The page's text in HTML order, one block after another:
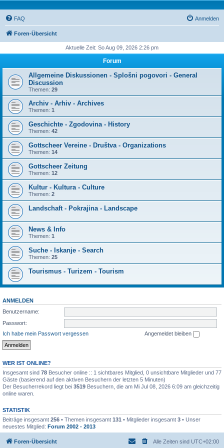
FAQ Anmelden
Foren-Übersicht
Aktuelle Zeit: So Aug 09, 2026 2:26 pm
Forum
Allgemeine Diskussionen - Splošni pogovori - General
Discussion
Themen: 29
Archiv - Arhiv - Archives
Themen: 1
Geschichte - Zgodovina - History
Themen: 42
Gottscheer Vereine - Društva - Organizations
Themen: 14
Gottscheer Zeitung
Themen: 12
Kultur - Kultura - Culture
Themen: 2
Landschaft - Pokrajina - Landscape
News & Info
Themen: 1
Suche - Iskanje - Search
Themen: 25
Tourismus - Turizem - Tourism
ANMELDEN
Benutzername:
Passwort:
Ich habe mein Passwort vergessen
Angemeldet bleiben
WER IST ONLINE?
Insgesamt sind 78 Besucher online :: 1 sichtbares Mitglied, 0 unsichtbare Mitglieder und 77
Gäste (basierend auf den aktiven Besuchern der letzten 5 Minuten)
Der Besucherrekord liegt bei 3519 Besuchern, die am Mi Jul 08, 2026 6:09 am gleichzeitig
online waren.
STATISTIK
Beiträge insgesamt 256 • Themen insgesamt 131 • Mitglieder insgesamt 3 • Unser
neuestes Mitglied: Forum 2002 - 2013
Foren-Übersicht Alle Zeiten sind UTC+02:00